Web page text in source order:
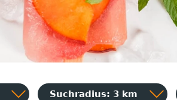
Suchradius: 3 km